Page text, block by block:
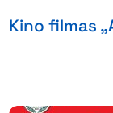
Kino filmas